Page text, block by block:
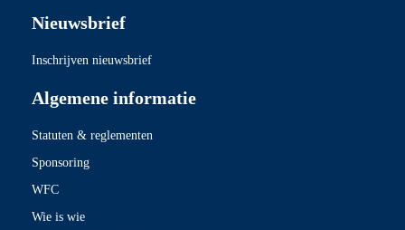
Nieuwsbrief
Inschrijven nieuwsbrief
Algemene informatie
Statuten & reglementen
Sponsoring
WFC
Wie is wie